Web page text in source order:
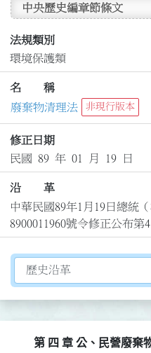
中央歷史編章節條文
法規類別
環境保護類
名 稱
廢棄物清理法
非現行版本
修正日期
民國 89 年 01 月 19 日
沿 革
中華民國89年1月19日總統
8900011960號令修正公布第
切換選擇法規資訊內容
第 四 章 公、民營廢棄